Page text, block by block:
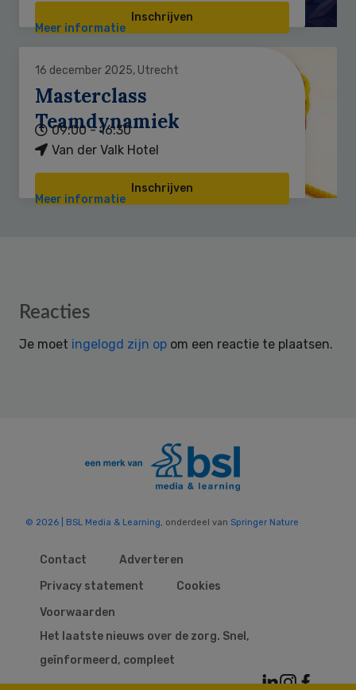
Inschrijven
Meer informatie
16 december 2025, Utrecht
Masterclass
Teamdynamiek
09:00 - 16:30
Van der Valk Hotel
Inschrijven
Meer informatie
Reader
Reacties
Je moet ingelogd zijn op om een reactie te plaatsen.
© 2026 | BSL Media & Learning, onderdeel van Springer Nature
Contact
Adverteren
Privacy statement
Cookies
Voorwaarden
Het laatste nieuws over de zorg. Snel,
geïnformeerd, compleet